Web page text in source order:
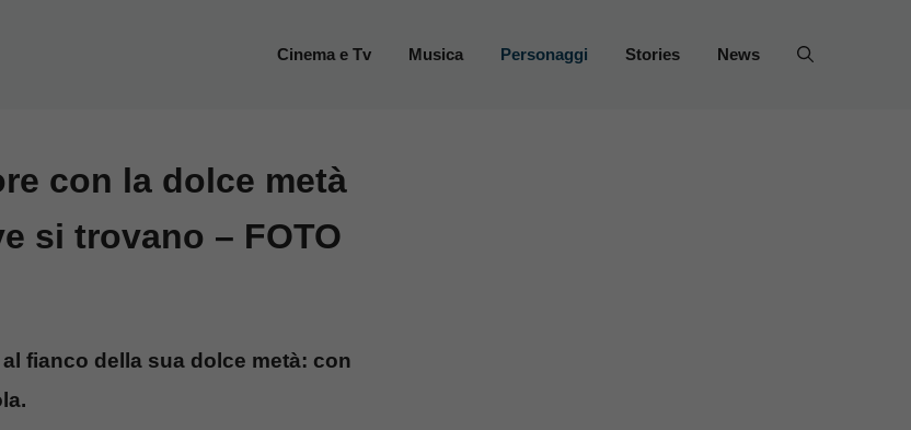
Cinema e Tv Musica Personaggi Stories News
con la dolce metà
si trovano – FOTO
fianco della sua dolce metà: con